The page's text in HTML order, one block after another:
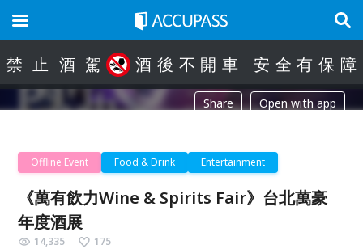
禁 止 酒 駕 酒 後 不 開 車 安 全 有 保 障
Share Open with app
Offline Event Food & Drink Entertainment
《萬有飲力Wine & Spirits Fair》台北萬豪
年度酒展
14,335 175